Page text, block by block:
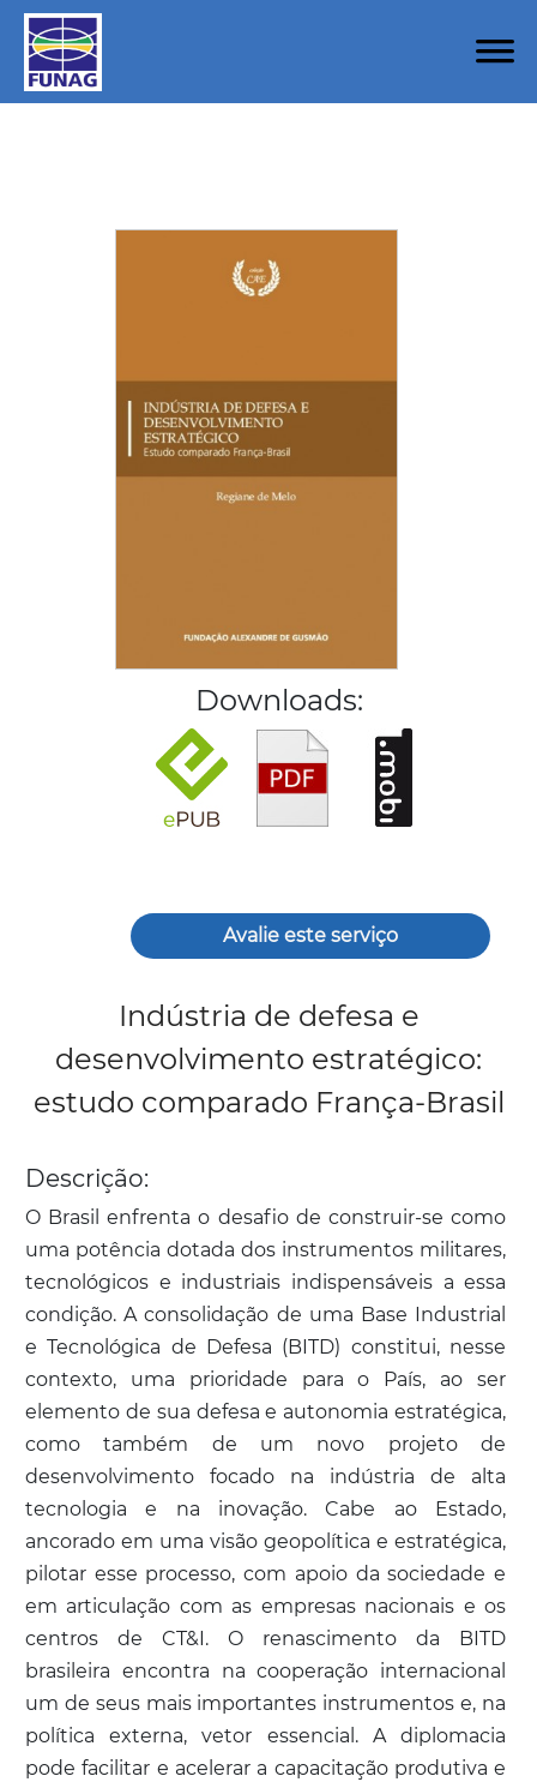
Downloads:
Avalie este serviço
Indústria de defesa e
desenvolvimento estratégico:
estudo comparado França-Brasil
Descrição:
O Brasil enfrenta o desafio de construir-se como
uma potência dotada dos instrumentos militares,
tecnológicos e industriais indispensáveis a essa
condição. A consolidação de uma Base Industrial
e Tecnológica de Defesa (BITD) constitui, nesse
contexto, uma prioridade para o País, ao ser
elemento de sua defesa e autonomia estratégica,
como também de um novo projeto de
desenvolvimento focado na indústria de alta
tecnologia e na inovação. Cabe ao Estado,
ancorado em uma visão geopolítica e estratégica,
pilotar esse processo, com apoio da sociedade e
em articulação com as empresas nacionais e os
centros de CT&I. O renascimento da BITD
brasileira encontra na cooperação internacional
um de seus mais importantes instrumentos e, na
política externa, vetor essencial. A diplomacia
pode facilitar e acelerar a capacitação produtiva e